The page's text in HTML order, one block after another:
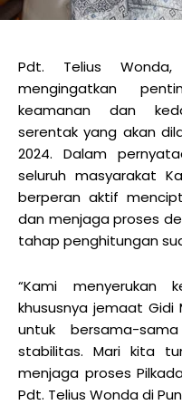
Pdt. Telius
mengingatkan
keamanan dan
serentak yang akan
2024. Dalam
seluruh masyarakat
berperan aktif
dan menjaga proses
tahap penghitungan
“Kami menyerukan
khususnya jemaat Gidi
untuk bersama-
stabilitas. Mari kita
menjaga proses
Pdt. Telius Wonda di